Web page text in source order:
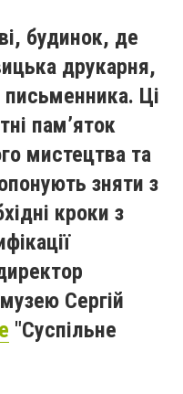
будинок, де
друкарня,
письменника. Ці
пам’яток
мистецтва та
зняти з
кроки з
Сергій
"Суспільне